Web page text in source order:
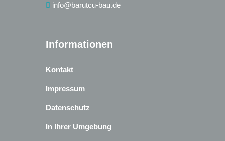
info@barutcu-bau.de
Informationen
Kontakt
Impressum
Datenschutz
In Ihrer Umgebung